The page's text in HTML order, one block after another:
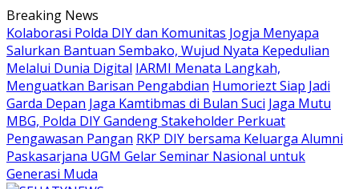
Skip
to
content
Breaking News
Kolaborasi Polda DIY dan Komunitas Jogja Menyapa
Salurkan Bantuan Sembako, Wujud Nyata Kepedulian
Melalui Dunia Digital IARMI Menata Langkah,
Menguatkan Barisan Pengabdian Humoriezt Siap Jadi
Garda Depan Jaga Kamtibmas di Bulan Suci Jaga Mutu
MBG, Polda DIY Gandeng Stakeholder Perkuat
Pengawasan Pangan RKP DIY bersama Keluarga Alumni
Paskasarjana UGM Gelar Seminar Nasional untuk
Generasi Muda